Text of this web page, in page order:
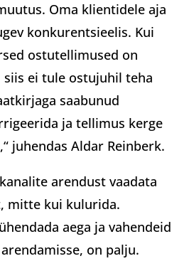
Oma klientidele aja
konkurentsieelis. Kui
ostutellimused on
ei tule ostujuhil teha
saabunud
ja tellimus kerge
juhendas Aldar Reinberk.
arendust vaadata
mitte kui kulurida.
aega ja vahendeid
on palju.